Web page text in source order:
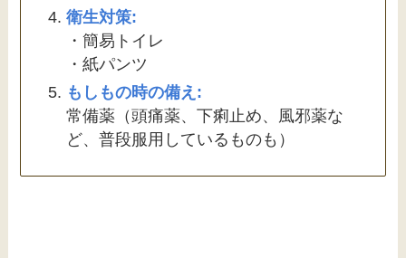
衛生対策:
・簡易トイレ
・紙パンツ
もしもの時の備え:
常備薬（頭痛薬、下痢止め、風邪薬な
ど、普段服用しているものも）